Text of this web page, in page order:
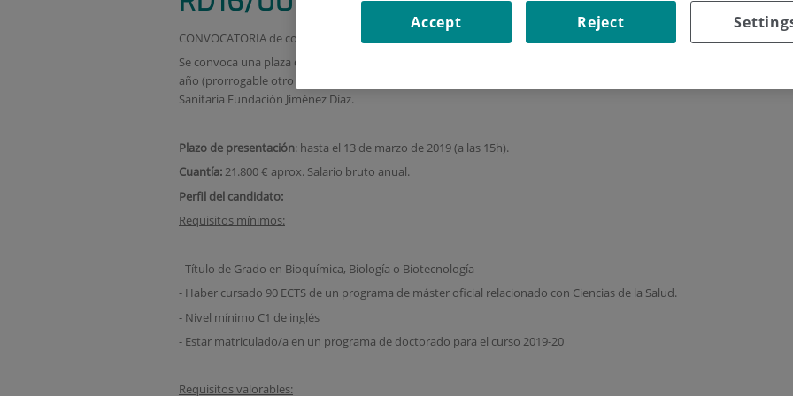
CONVOCATORIA de contrato asociado a la Red de Terapia Celular (TERCEL) (RD16/0011/0011) para una plaza de
Se convoca una plaza de TITULADO SUPERIOR en la Unidad de Terapias Innovadoras en el Sistema
año (prorrogable otro año más) adscrito a la Red de Terapia Celular (TERCEL) (RD16/0011/0011) del ISCIII, Fondos
Sanitaria Fundación Jiménez Díaz.
Plazo de presentación: hasta el 13 de marzo de 2019 (a las 15h).
Cuantía:21.800 € aprox. Salario bruto anual.
Perfil del candidato:
Requisitos mínimos:
- Título de Grado en Bioquímica, Biología o Biotecnología
- Haber cursado 90 ECTS de un programa de máster oficial relacionado con Ciencias de la Salud.
- Nivel mínimo C1 de inglés
- Estar matriculado/a en un programa de doctorado para el curso 2019-20
Requisitos valorables:
Reject
Accept